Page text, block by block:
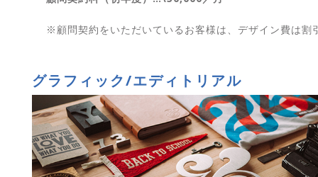
※顧問契約をいただいているお客様は、デザイン費は割
グラフィック/エディトリアル